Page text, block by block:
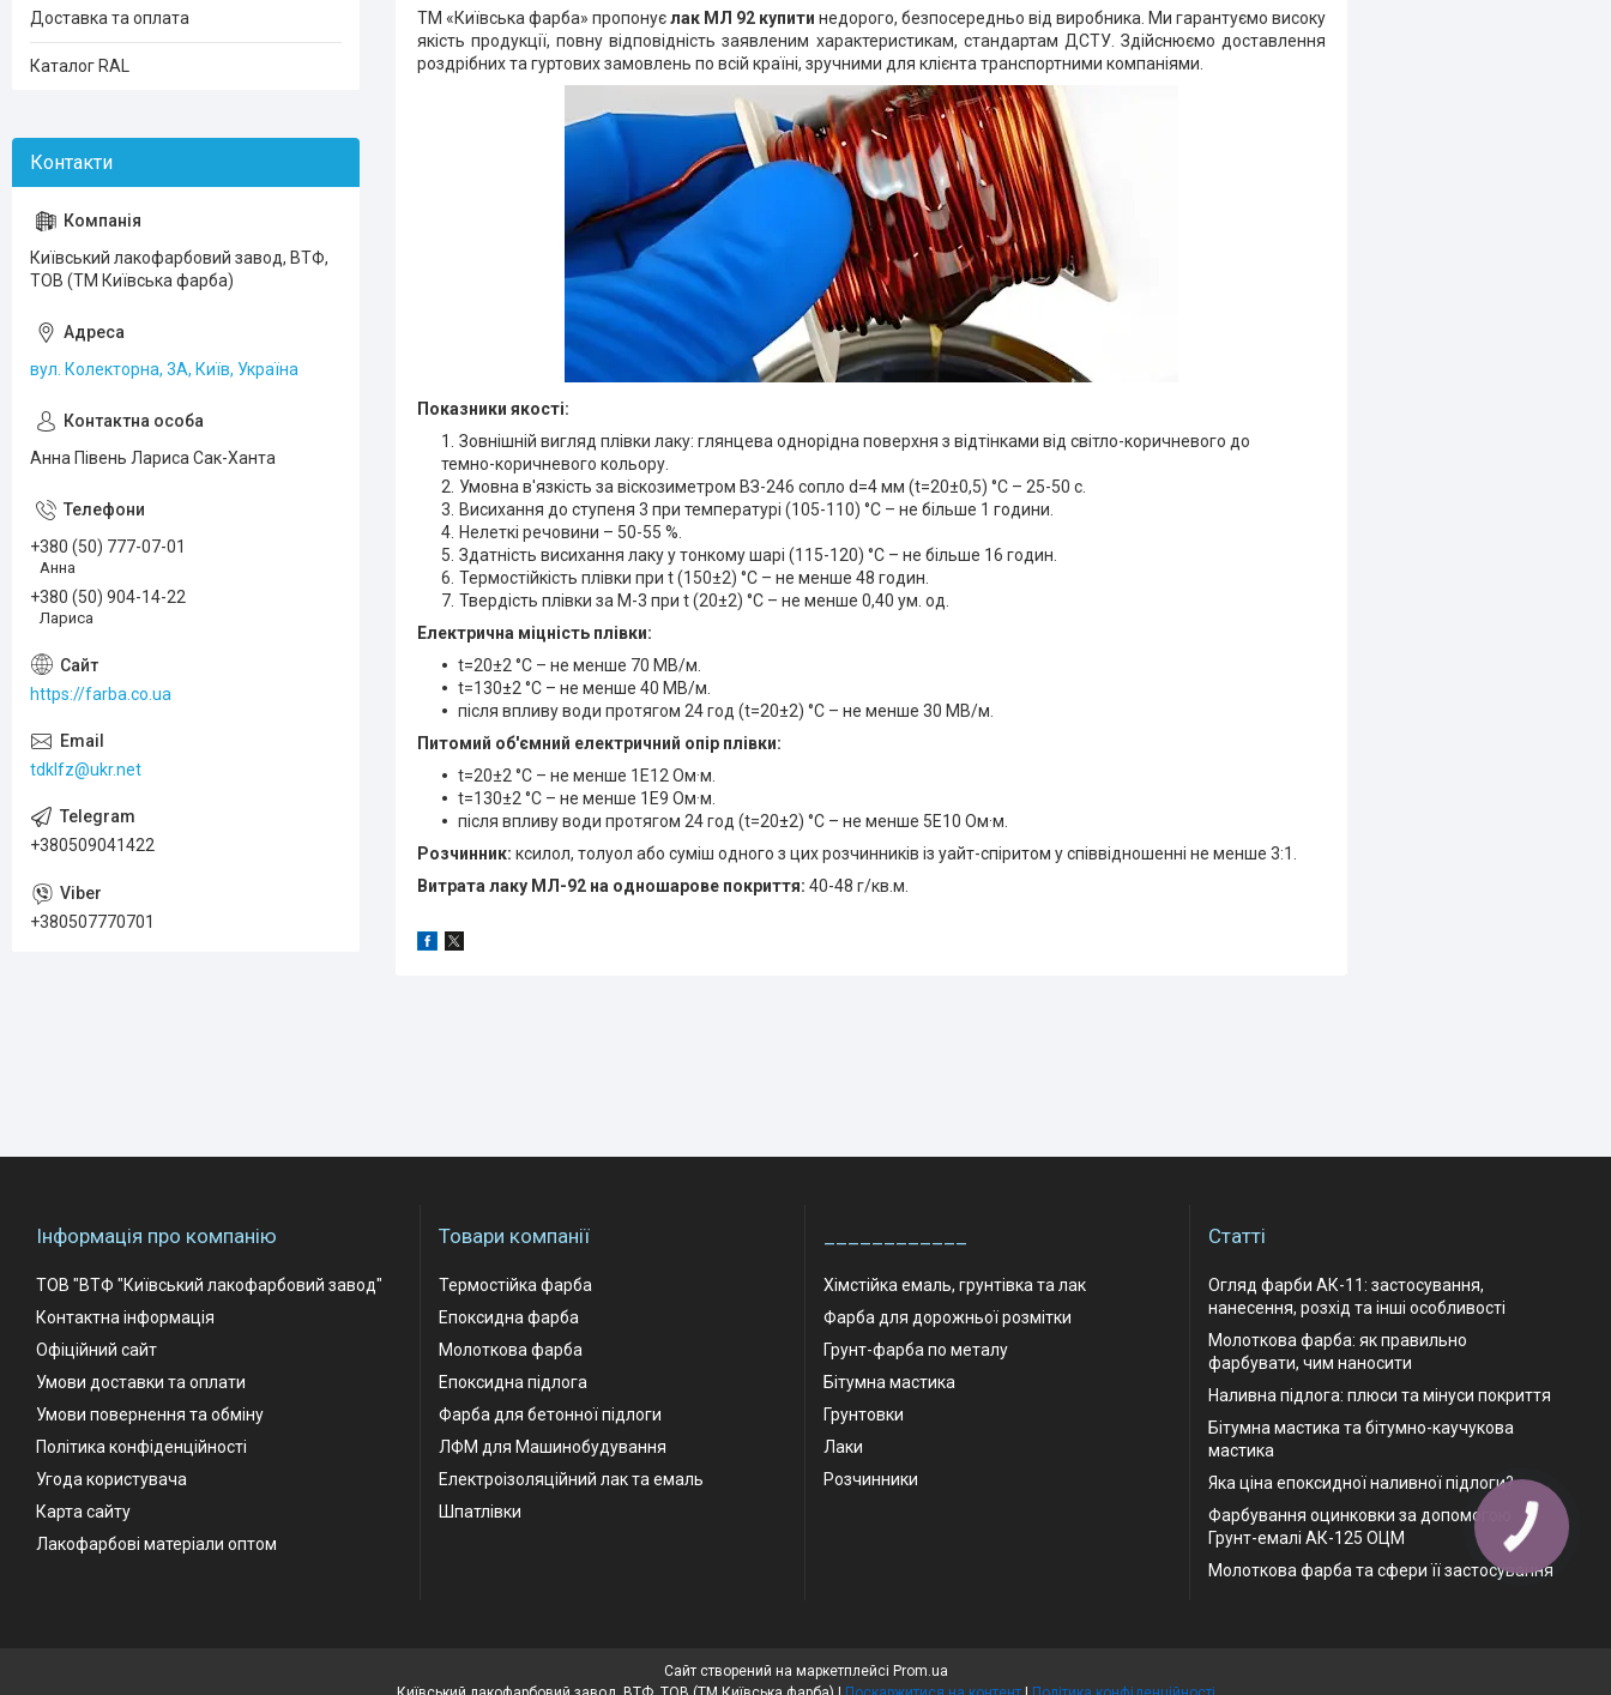
ТМ «Київська фарба» пропонуєлак МЛ 92 купити недорого, безпосередньо від виробника. Ми гарантуємо високу
якість продукції, повну відповідність заявленим характеристикам, стандартам ДСТУ. Здійснюємо доставлення
роздрібних та гуртових замовлень по всій країні, зручними для клієнта транспортними компаніями.
Показники якості:
Зовнішній вигляд плівки лаку: глянцева однорідна поверхня з відтінками від світло-коричневого до
темно-коричневого кольору.
Умовна в'язкість за віскозиметром ВЗ-246 сопло d=4 мм (t=20±0,5) °C – 25-50 с.
Висихання до ступеня 3 при температурі (105-110) °C – не більше 1 години.
Нелеткі речовини – 50-55 %.
Здатність висихання лаку у тонкому шарі (115-120) °C – не більше 16 годин.
Термостійкість плівки при t (150±2) °C – не менше 48 годин.
Твердість плівки за М-3 при t (20±2) °C – не менше 0,40 ум. од.
Електрична міцність плівки:
t=20±2 °C – не менше 70 МВ/м.
t=130±2 °C – не менше 40 МВ/м.
після впливу води протягом 24 год (t=20±2) °C – не менше 30 МВ/м.
Питомий об'ємний електричний опір плівки:
t=20±2 °C – не менше 1Е12 Ом·м.
t=130±2 °C – не менше 1Е9 Ом·м.
після впливу води протягом 24 год (t=20±2) °C – не менше 5Е10 Ом·м.
Розчинник: ксилол, толуол або суміш одного з цих розчинників із уайт-спіритом у співвідношенні не менше 3:1.
Витрата лаку МЛ-92 на одношарове покриття: 40-48 г/кв.м.
Доставка та оплата
Каталог RAL
Київський лакофарбовий завод, ВТФ,
ТОВ (ТМ Київська фарба)
вул. Колекторна, 3А, Київ, Україна
Анна Півень Лариса Сак-Ханта
+380 (50) 777-07-01
Анна
+380 (50) 904-14-22
Лариса
https://farba.co.ua
tdklfz@ukr.net
+380509041422
+380507770701
Інформація про компанію
ТОВ "ВТФ "Київський лакофарбовий завод"
Контактна інформація
Офіційний сайт
Умови доставки та оплати
Умови повернення та обміну
Політика конфіденційності
Угода користувача
Карта сайту
Лакофарбові матеріали оптом
Товари компанії
Термостійка фарба
Епоксидна фарба
Молоткова фарба
Епоксидна підлога
Фарба для бетонної підлоги
ЛФМ для Машинобудування
Електроізоляційний лак та емаль
Шпатлівки
Хімстійка емаль, грунтівка та лак
Фарба для дорожньої розмітки
Грунт-фарба по металу
Бітумна мастика
Грунтовки
Лаки
Розчинники
Статті
Огляд фарби АК-11: застосування,
нанесення, розхід та інші особливості
Молоткова фарба: як правильно
фарбувати, чим наносити
Наливна підлога: плюси та мінуси покриття
Бітумна мастика та бітумно-каучукова
мастика
Яка ціна епоксидної наливної підлоги?
Фарбування оцинковки за допомогою
Грунт-емалі АК-125 ОЦМ
Молоткова фарба та сфери її застосування
Сайт створений на маркетплейсі Prom.ua